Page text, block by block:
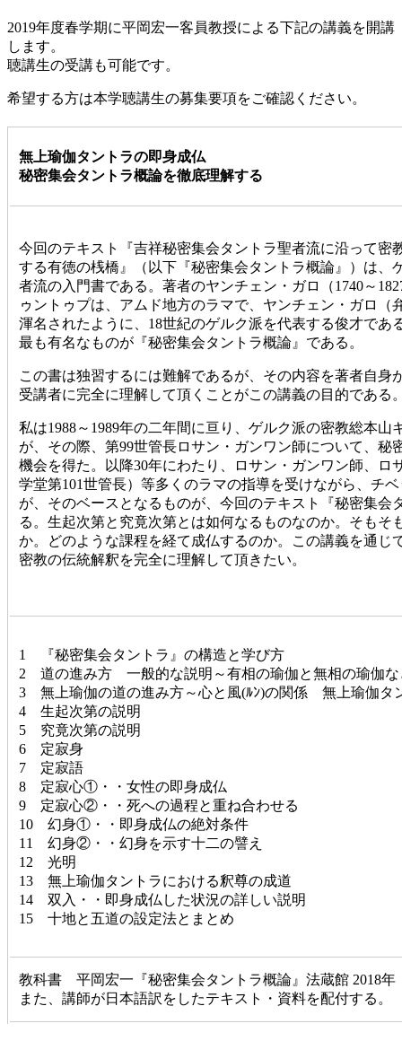
2019年度春学期に平岡宏一客員教授による下記の講義を開講
します。
聴講生の受講も可能です。
希望する方は本学聴講生の募集要項をご確認ください。
無上瑜伽タントラの即身成仏
秘密集会タントラ概論を徹底理解する
今回のテキスト『吉祥秘密集会タントラ聖者流に沿って密
する有徳の桟橋』（以下『秘密集会タントラ概論』）は、
者流の入門書である。著者のヤンチェン・ガロ（1740～
ゥントゥプは、アムド地方のラマで、ヤンチェン・ガロ（
渾名されたように、18世紀のゲルク派を代表する俊才であ
最も有名なものが『秘密集会タントラ概論』である。
この書は独習するには難解であるが、その内容を著者自身
受講者に完全に理解して頂くことがこの講義の目的である
私は1988～1989年の二年間に亘り、ゲルク派の密教総本山
が、その際、第99世管長ロサン・ガンワン師について、秘
機会を得た。以降30年にわたり、ロサン・ガンワン師、ロ
学堂第101世管長）等多くのラマの指導を受けながら、チ
が、そのベースとなるものが、今回のテキスト『秘密集会
る。生起次第と究竟次第とは如何なるものなのか。そもそ
か。どのような課程を経て成仏するのか。この講義を通じ
密教の伝統解釈を完全に理解して頂きたい。
1 『秘密集会タントラ』の構造と学び方
2 道の進み方 一般的な説明～有相の瑜伽と無相の瑜伽な
3 無上瑜伽の道の進み方～心と風(ﾙﾝ)の関係 無上瑜伽タ
4 生起次第の説明
5 究竟次第の説明
6 定寂身
7 定寂語
8 定寂心①・・女性の即身成仏
9 定寂心②・・死への過程と重ね合わせる
10 幻身①・・即身成仏の絶対条件
11 幻身②・・幻身を示す十二の譬え
12 光明
13 無上瑜伽タントラにおける釈尊の成道
14 双入・・即身成仏した状況の詳しい説明
15 十地と五道の設定法とまとめ
教科書 平岡宏一『秘密集会タントラ概論』法蔵館 2018年
また、講師が日本語訳をしたテキスト・資料を配付する。